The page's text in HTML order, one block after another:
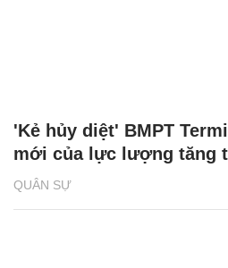
QUÂN SỰ
'Kẻ hủy diệt' BMPT
mới của lực lượng tăng